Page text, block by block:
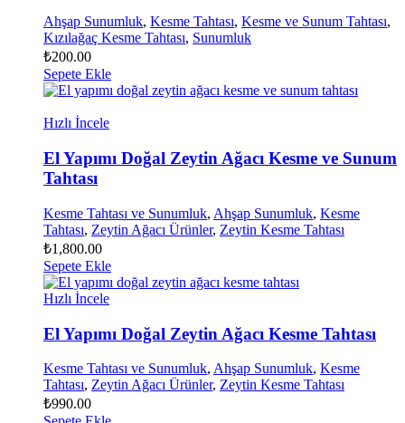
Ahşap Sunumluk, Kesme Tahtası, Kesme ve Sunum Tahtası,
Kızılağaç Kesme Tahtası, Sunumluk
₺200.00
Sepete Ekle
Hızlı İncele
El Yapımı Doğal Zeytin Ağacı Kesme ve Sunum
Tahtası
Kesme Tahtası ve Sunumluk, Ahşap Sunumluk, Kesme
Tahtası, Zeytin Ağacı Ürünler, Zeytin Kesme Tahtası
₺1,800.00
Sepete Ekle
Hızlı İncele
El Yapımı Doğal Zeytin Ağacı Kesme Tahtası
Kesme Tahtası ve Sunumluk, Ahşap Sunumluk, Kesme
Tahtası, Zeytin Ağacı Ürünler, Zeytin Kesme Tahtası
₺990.00